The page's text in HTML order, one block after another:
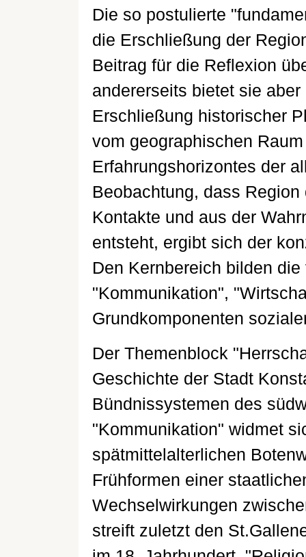
Die so postulierte
die Erschließung der
Beitrag für die Reflexion
andererseits bietet sie
Erschließung historischer
vom geographischen
Erfahrungshorizontes der
Beobachtung, dass
Kontakte und aus der
entsteht, ergibt sich der
Den Kernbereich bilden
"Kommunikation",
Grundkomponenten
Der Themenblock
Geschichte der Stadt
Bündnissystemen des
"Kommunikation" widmet
spätmittelalterlichen
Frühformen einer
Wechselwirkungen
streift zuletzt den